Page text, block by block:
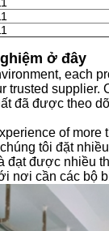
ở đây
each
trusted supplier.
đã được theo
of more
tôi đặt
đạt được nhiều
nơi cần các bộ